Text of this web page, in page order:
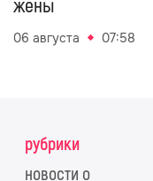
жены
06 августа 07:58
рубрики
новости о